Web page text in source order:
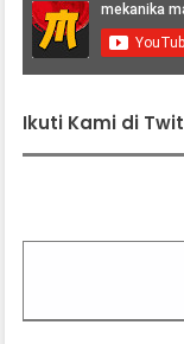
Ikuti Kami di